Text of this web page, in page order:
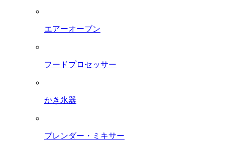
エアーオーブン
フードプロセッサー
かき氷器
ブレンダー・ミキサー